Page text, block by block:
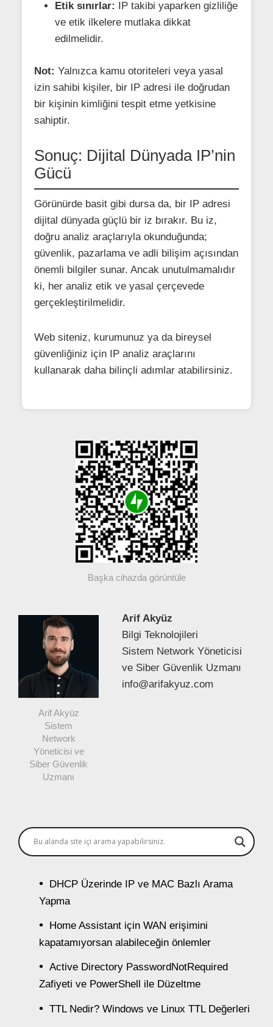
Etik sınırlar: IP takibi yaparken gizliliğe
ve etik ilkelere mutlaka dikkat
edilmelidir.
Not: Yalnızca kamu otoriteleri veya yasal
izin sahibi kişiler, bir IP adresi ile doğrudan
bir kişinin kimliğini tespit etme yetkisine
sahiptir.
Sonuç: Dijital Dünyada IP’nin
Gücü
Görünürde basit gibi dursa da, bir IP adresi
dijital dünyada güçlü bir iz bırakır. Bu iz,
doğru analiz araçlarıyla okunduğunda;
güvenlik, pazarlama ve adli bilişim açısından
önemli bilgiler sunar. Ancak unutulmamalıdır
ki, her analiz etik ve yasal çerçevede
gerçekleştirilmelidir.
Web siteniz, kurumunuz ya da bireysel
güvenliğiniz için IP analiz araçlarını
kullanarak daha bilinçli adımlar atabilirsiniz.
Başka cihazda görüntüle
Arif Akyüz
Sistem
Network
Yöneticisi ve
Siber Güvenlik
Uzmanı
Arif Akyüz
Bilgi Teknolojileri
Sistem Network Yöneticisi
ve Siber Güvenlik Uzmanı
info@arifakyuz.com
DHCP Üzerinde IP ve MAC Bazlı Arama
Yapma
Home Assistant için WAN erişimini
kapatamıyorsan alabileceğin önlemler
Active Directory PasswordNotRequired
Zafiyeti ve PowerShell ile Düzeltme
TTL Nedir? Windows ve Linux TTL Değerleri